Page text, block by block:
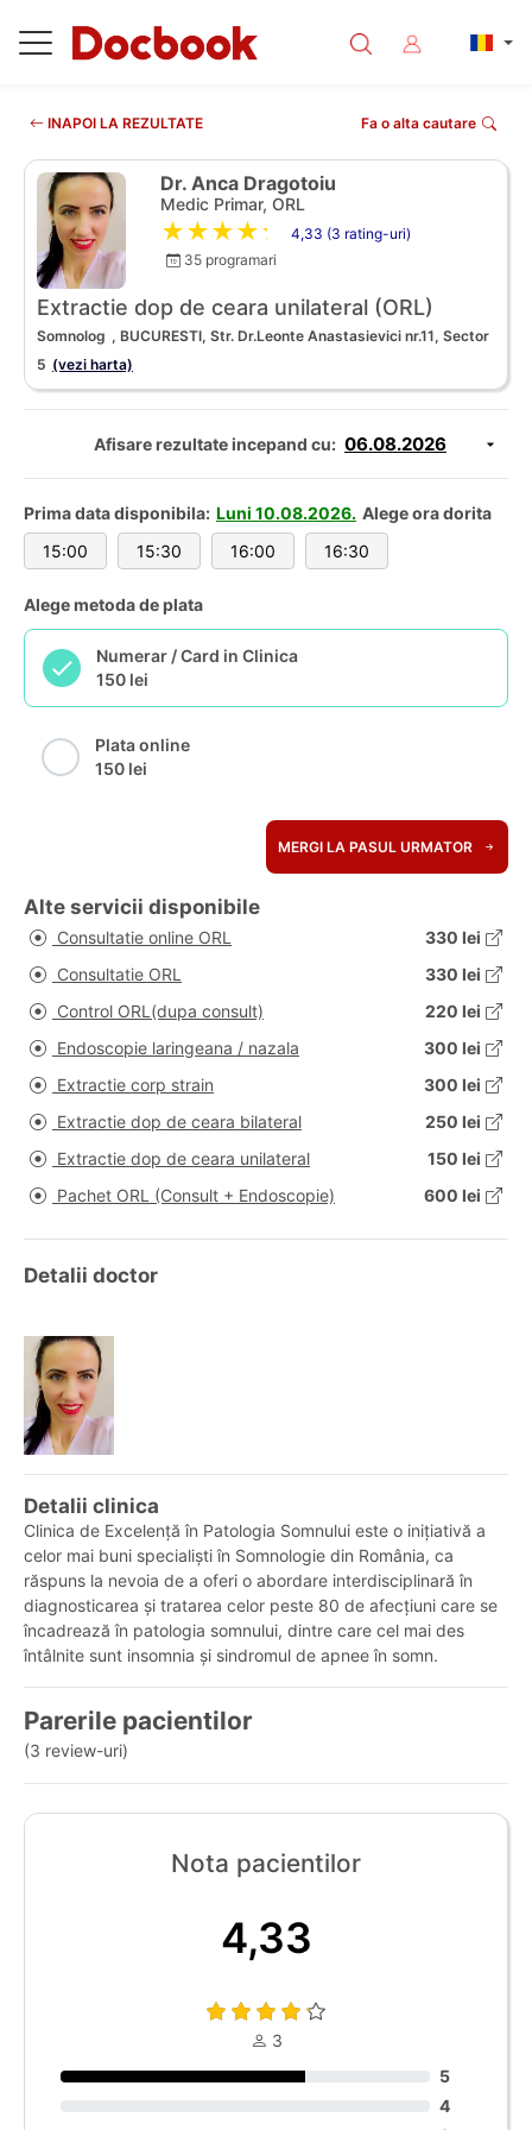
INAPOI LA REZULTATE Fa o alta cautare
Dr. Anca Dragotoiu
Medic Primar, ORL
★★★★★
4,33 (3 rating-uri)
35 programari
Extractie dop de ceara unilateral (ORL)
Somnolog , BUCURESTI, Str. Dr.Leonte Anastasievici nr.11, Sector
5 (vezi harta)
Afisare rezultate incepand cu:
Prima data disponibila: Luni 10.08.2026. Alege ora dorita
15:00
15:30 16:00 16:30
Alege metoda de plata
Numerar / Card in Clinica
150 lei
Plata online
150 lei
MERGI LA PASUL URMATOR
Alte servicii disponibile
Consultatie online ORL
330 lei
Consultatie ORL
330 lei
Control ORL(dupa consult)
220 lei
Endoscopie laringeana / nazala
300 lei
Extractie corp strain
300 lei
Extractie dop de ceara bilateral
250 lei
Extractie dop de ceara unilateral
150 lei
Pachet ORL (Consult + Endoscopie)
600 lei
Detalii doctor
Detalii clinica
Clinica de Excelență în Patologia Somnului este o inițiativă a
celor mai buni specialiști în Somnologie din România, ca
răspuns la nevoia de a oferi o abordare interdisciplinară în
diagnosticarea și tratarea celor peste 80 de afecțiuni care se
încadrează în patologia somnului, dintre care cel mai des
întâlnite sunt insomnia și sindromul de apnee în somn.
Parerile pacientilor
(3 review-uri)
Nota pacientilor
4,33
3
5
4